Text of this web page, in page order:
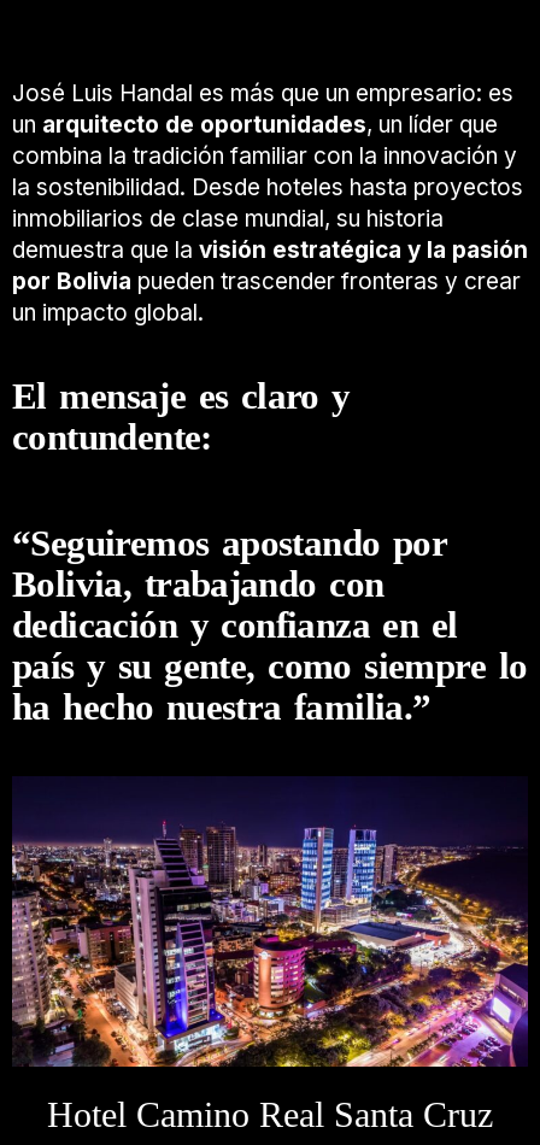
José Luis Handal es más que un empresario: es
un arquitecto de oportunidades, un líder que
combina la tradición familiar con la innovación y
la sostenibilidad. Desde hoteles hasta proyectos
inmobiliarios de clase mundial, su historia
demuestra que la visión estratégica y la pasión
por Bolivia pueden trascender fronteras y crear
un impacto global.
El mensaje es claro y
contundente:
“Seguiremos apostando por
Bolivia, trabajando con
dedicación y confianza en el
país y su gente, como siempre lo
ha hecho nuestra familia.”
Hotel Camino Real Santa Cruz